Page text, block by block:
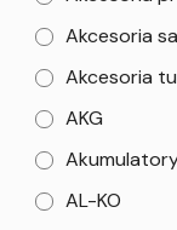
Akcesoria
Akcesoria
AKG
AL-KO